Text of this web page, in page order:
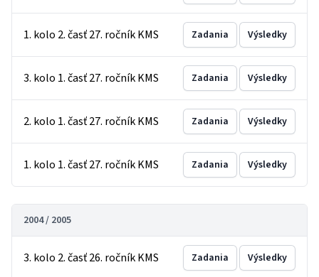
1. kolo 2. časť 27. ročník KMS Zadania Výsledky
3. kolo 1. časť 27. ročník KMS Zadania Výsledky
2. kolo 1. časť 27. ročník KMS Zadania Výsledky
1. kolo 1. časť 27. ročník KMS Zadania Výsledky
2004 / 2005
3. kolo 2. časť 26. ročník KMS Zadania Výsledky